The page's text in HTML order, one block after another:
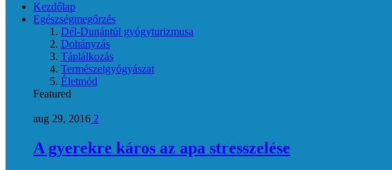
Kezdőlap
Egészségmegőrzés
Dél-Dunántúl gyógyturizmusa
Dohányzás
Táplálkozás
Természetgyógyászat
Életmód
Featured
aug 29, 2016 2
A gyerekre káros az apa stresszelése